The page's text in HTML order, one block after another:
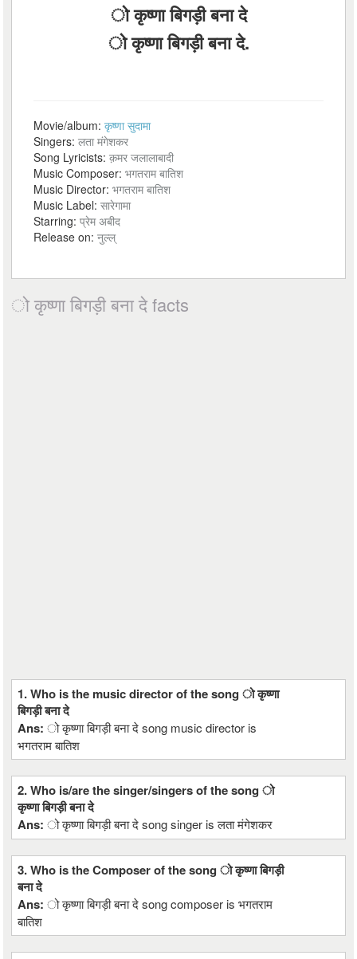
ो कृष्णा बिगड़ी बना दे
ो कृष्णा बिगड़ी बना दे.
Movie/album:कृष्णा सुदामा
Singers:लता मंगेशकर
Song Lyricists:क़मर जलालाबादी
Music Composer:भगतराम बातिश
Music Director:भगतराम बातिश
Music Label:सारेगामा
Starring:प्रेम अबीद
Release on:नुल्ल्
ो कृष्णा बिगड़ी बना दे facts
1. Who is the music director of the song ो कृष्णा
बिगड़ी बना दे
Ans:ो कृष्णा बिगड़ी बना दे song music director is
भगतराम बातिश
2. Who is/are the singer/singers of the song ो
कृष्णा बिगड़ी बना दे
Ans:ो कृष्णा बिगड़ी बना दे song singer is लता मंगेशकर
3. Who is the Composer of the song ो कृष्णा बिगड़ी
बना दे
Ans:ो कृष्णा बिगड़ी बना दे song composer is भगतराम
बातिश